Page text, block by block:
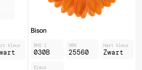
kleur
Bison
RHS 1
030B
VBN
25560
Hart kleur
Zwart
Kleur